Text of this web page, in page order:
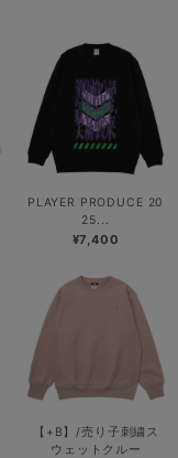
PLAYER PRODUCE 20
25...
¥7,400
【+B】/売り子刺繍ス
ウェットクルー